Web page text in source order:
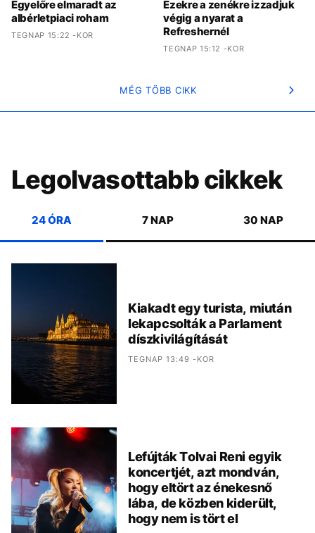
Egyelőre elmaradt az
albérletpiaci roham
TEGNAP 15:22 -KOR
Ezekre a zenékre izzadjuk
végig a nyarat a
Refreshernél
TEGNAP 15:12 -KOR
MÉG TÖBB CIKK
Legolvasottabb cikkek
24 ÓRA 7 NAP 30 NAP
Kiakadt egy turista, miután
lekapcsolták a Parlament
díszkivilágítását
TEGNAP 13:49 -KOR
Lefújták Tolvai Reni egyik
koncertjét, azt mondván,
hogy eltört az énekesnő
lába, de közben kiderült,
hogy nem is tört el